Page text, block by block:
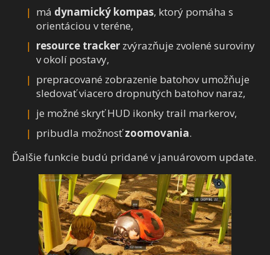
má dynamický kompas, ktorý pomáha s
orientáciou v teréne,
resource tracker zvýrazňuje zvolené suroviny
v okolí postavy,
prepracované zobrazenie batohov umožňuje
sledovať viacero dropnutých batohov naraz,
je možné skryť HUD ikonky trail markerov,
pribudla možnosťzoomovania.
Ďalšie funkcie budú pridané v januárovom update.